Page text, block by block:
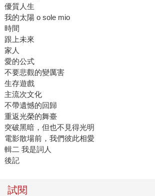
優質人生
我的太陽 o sole mio
時間
跟上未來
家人
愛的公式
不要悲觀的變厲害
生存遊戲
主流次文化
不帶遺憾的回歸
重返光榮的舞臺
突破黑暗，但也不見得光明
電影散場前，我們彼此相愛
輯二 我是詞人
後記
試閱